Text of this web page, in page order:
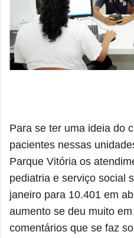
Para se ter uma ideia do
pacientes nessas
Parque Vitória os
pediatria e serviço social
janeiro para 10.401 em
aumento se deu muito
comentários que se faz